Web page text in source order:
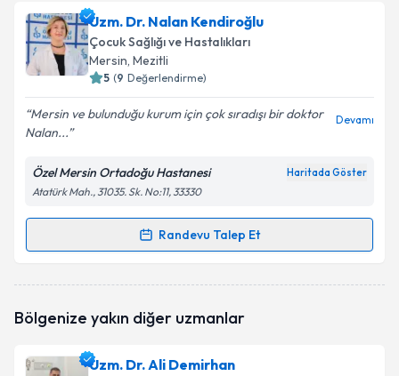
Takvim Talebini Gönder
Uzm. Dr. Ergül Bolatiçin randevu takvimi talebi
oluşturun. Size bu uzmandan randevu almanız için bir
takvim hazırlandığında e-posta ile bilgilendireceğiz.
Kişisel verilerimin işlenmesine ilişkin
Aydınlatma
Metni'ni okudum ve kişisel verilerimin belirtilen
kapsamda işlenmesini kabul ediyorum.
Uzm. Dr. Nalan Kendiroğlu
Çocuk Sağlığı ve Hastalıkları
Mersin, Mezitli
5 (9 Değerlendirme)
Mersin ve bulunduğu kurum için çok sıradışı bir doktor
Nalan...
Devamı
Özel Mersin Ortadoğu Hastanesi Haritada Göster
Atatürk Mah., 31035. Sk. No:11, 33330
Randevu Talep Et
Randevu Takvimi Talebi
talebi oluşturun. Size bu uzmandan randevu almanız
bilgilendireceğiz.
Bölgenize yakın diğer uzmanlar
Uzm. Dr. Ali Demirhan